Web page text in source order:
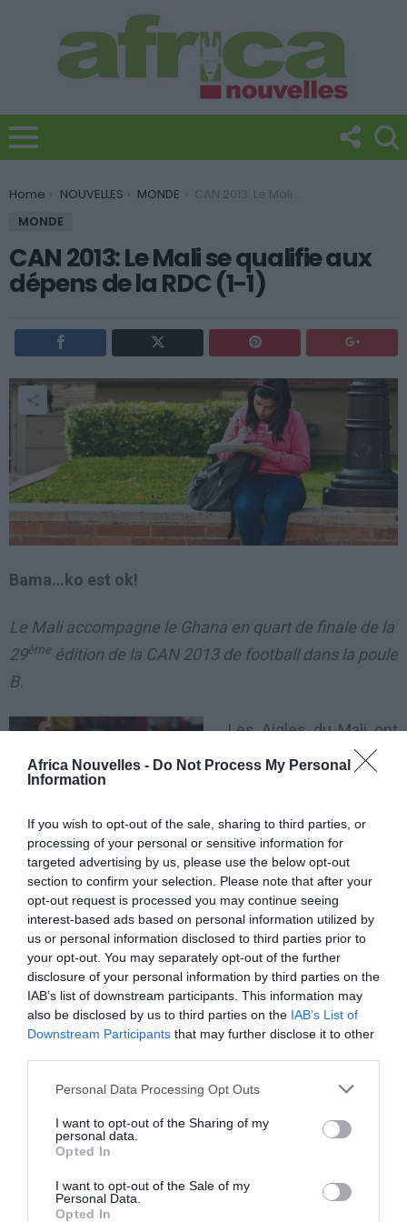
Africa Nouvelles - Do Not Process My Personal
Information
If you wish to opt-out of the sale, sharing to third parties, or
processing of your personal or sensitive information for
targeted advertising by us, please use the below opt-out
section to confirm your selection. Please note that after your
opt-out request is processed you may continue seeing
interest-based ads based on personal information utilized by
us or personal information disclosed to third parties prior to
your opt-out. You may separately opt-out of the further
disclosure of your personal information by third parties on the
IAB’s list of downstream participants. This information may
also be disclosed by us to third parties on the IAB’s List of
Downstream Participants that may further disclose it to other
Personal Data Processing Opt Outs
I want to opt-out of the Sharing of my
personal data.
Opted In
I want to opt-out of the Sale of my
Personal Data.
Opted In
You are here:
Home NOUVELLES MONDE
CAN 2013: Le Mali se qualifie aux dépens de la RDC (1-1)
MONDE
CAN 2013: Le Mali se qualifie aux
dépens de la RDC (1-1)
Bama…ko est ok!
Le Mali accompagne le Ghana en quart de finale de la
29èmeédition de la CAN 2013 de football dans la poule
B.
Les Aigles du Mali ont
été généreux dans
Mamadou Samassa. Le
joueur de Chievo Verome en Italie a inscrit l’unique
but des Aigles pour le nul à la 14
ème minute.
Les Léopards avaient ouvert le score à la 3ème
minute suite à un pénalty, transformé par Dieumerci
Mbokani.
Seydou Keita, le milieu du Mali, est fou de joie. Dans
deuxième année consécutive en quarts de finale de la
CAN. Elle rencontrera l’Afrique du Sud. Il en était plutôt
fier après le nul d’aujourd’hui contre la RDC.
«C’est notre meilleur match depuis le début de la